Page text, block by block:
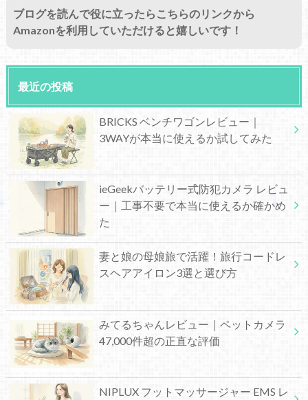
ブログを読んで役に立ったらこちらのリンクから
Amazonを利用していただけると嬉しいです！
最近の投稿
BRICKS ベンチワゴンレビュー｜
3WAYが本当に使えるか試してみた
ieGeekバッテリー式防犯カメラ レビュ
ー｜工事不要で本当に使えるか確かめ
た
妻と娘の母娘旅で活躍！旅行コードレ
スヘアアイロン3選と選び方
みてるちゃんレビュー｜ペットカメラ
47,000件超の正直な評価
NIPLUX フットマッサージャー EMS レ